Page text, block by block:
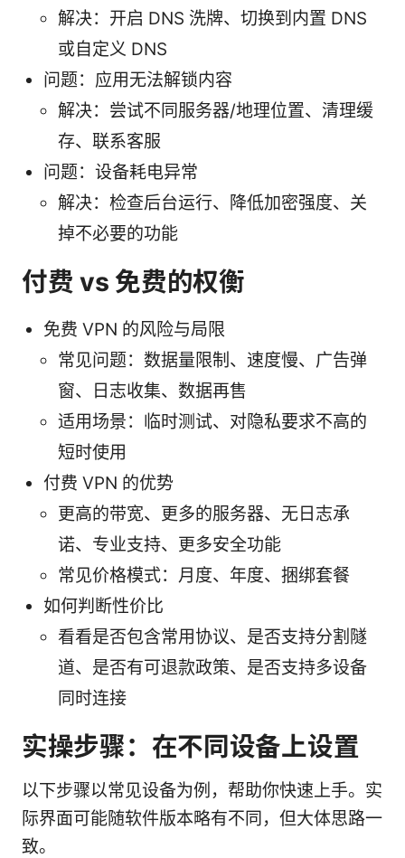
解决：开启 DNS 洗牌、切换到内置 DNS
或自定义 DNS
问题：应用无法解锁内容
解决：尝试不同服务器/地理位置、清理缓
存、联系客服
问题：设备耗电异常
解决：检查后台运行、降低加密强度、关
掉不必要的功能
付费 vs 免费的权衡
免费 VPN 的风险与局限
常见问题：数据量限制、速度慢、广告弹
窗、日志收集、数据再售
适用场景：临时测试、对隐私要求不高的
短时使用
付费 VPN 的优势
更高的带宽、更多的服务器、无日志承
诺、专业支持、更多安全功能
常见价格模式：月度、年度、捆绑套餐
如何判断性价比
看看是否包含常用协议、是否支持分割隧
道、是否有可退款政策、是否支持多设备
同时连接
实操步骤：在不同设备上设置
以下步骤以常见设备为例，帮助你快速上手。实
际界面可能随软件版本略有不同，但大体思路一
致。